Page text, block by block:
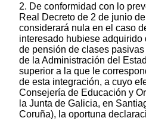
2. De conformidad con lo
Real Decreto de 2 de junio
considerará nula en el caso
interesado hubiese
de pensión de clases
de la Administración del
superior a la que le
de esta integración, a cuyo
Consejería de Educación y
la Junta de Galicia, en
Coruña), la oportuna